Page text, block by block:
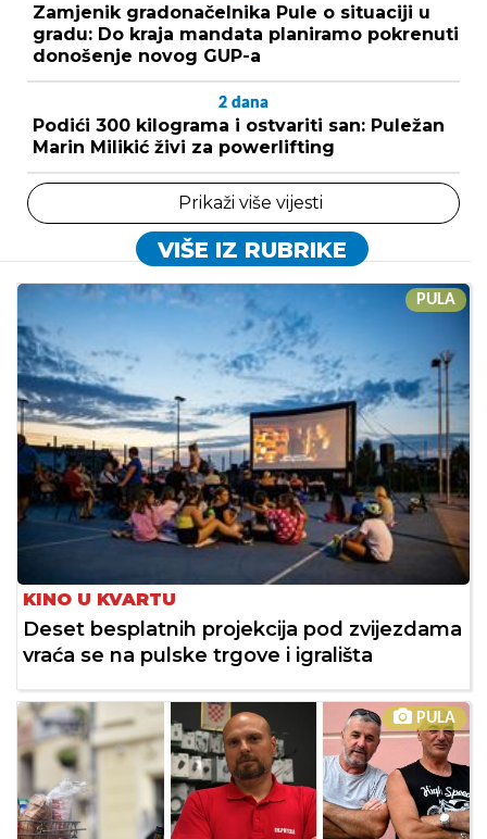
Zamjenik gradonačelnika Pule o situaciji u
gradu: Do kraja mandata planiramo pokrenuti
donošenje novog GUP-a
2 dana
Podići 300 kilograma i ostvariti san: Puležan
Marin Milikić živi za powerlifting
Prikaži više vijesti
VIŠE IZ RUBRIKE
PULA
KINO U KVARTU
Deset besplatnih projekcija pod zvijezdama
vraća se na pulske trgove i igrališta
PULA